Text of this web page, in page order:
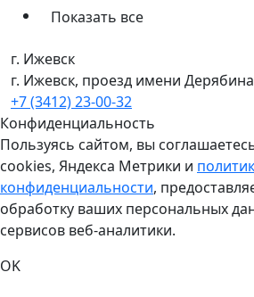
Показать все
г. Ижевск
г. Ижевск, проезд имени
+7 (3412) 23-00-32
Конфиденциальность
Пользуясь сайтом, вы
cookies, Яндекса Метрики и
конфиденциальности,
обработку ваших персональных
сервисов веб-аналитики.
OK